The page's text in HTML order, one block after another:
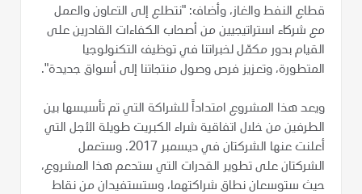
قطاع النفط والغاز، وأضاف: "نتطلع إلى التعاون والعمل
مع شركاء استراتيجيين من أصحاب الكفاءات القادرين على
القيام بدور مكمّل لخبراتنا في توظيف التكنولوجيا
المتطورة، وتعزيز فرص وصول منتجاتنا إلى أسواق جديدة".
ويعد هذا المشروع امتداداً للشراكة التي تم تأسيسها بين
الطرفين من خلال اتفاقية شراء الكبريت طويلة الأجل التي
أعلنت عنها الشركتان في ديسمبر 2017. وستعمل
الشركتان على تطوير القدرات التي ستدعم هذا المشروع،
حيث ستوسعان نطاق شراكتهما، وستستفيدان من نقاط